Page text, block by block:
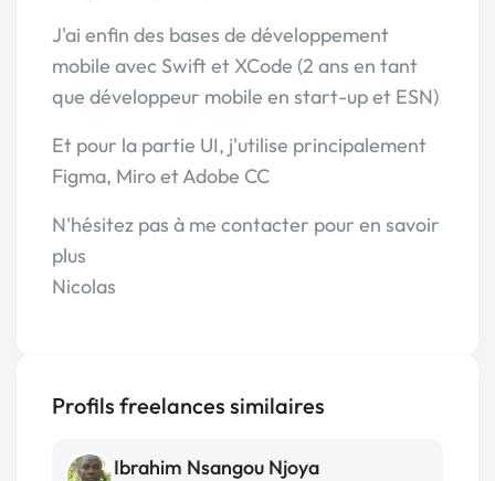
J'ai enfin des bases de développement
mobile avec Swift et XCode (2 ans en tant
que développeur mobile en start-up et ESN)
Et pour la partie UI, j'utilise principalement
Figma, Miro et Adobe CC
N'hésitez pas à me contacter pour en savoir
plus
Nicolas
Profils freelances similaires
Ibrahim Nsangou Njoya